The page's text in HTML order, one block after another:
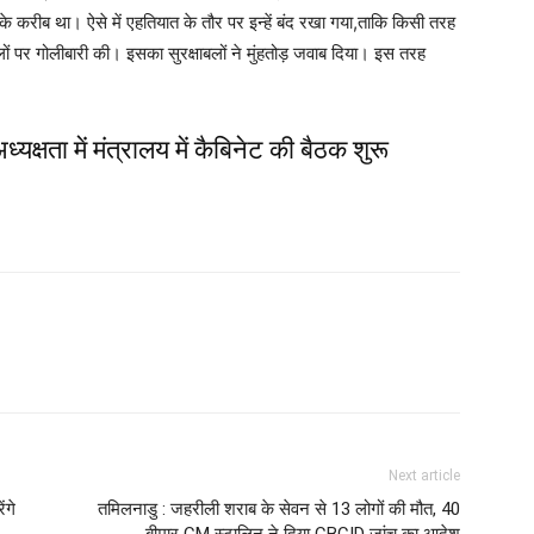
के करीब था। ऐसे में एहतियात के तौर पर इन्हें बंद रखा गया,ताकि किसी तरह
गोलीबारी की। इसका सुरक्षाबलों ने मुंहतोड़ जवाब दिया। इस तरह
में मंत्रालय में कैबिनेट की बैठक शुरू
Next article
तमिलनाडु : जहरीली शराब के सेवन से 13 लोगों की मौत, 40